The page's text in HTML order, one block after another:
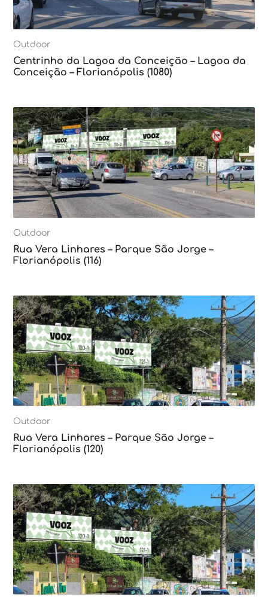
Outdoor
Centrinho da Lagoa da Conceição – Lagoa da
Conceição – Florianópolis (1080)
Outdoor
Rua Vera Linhares – Parque São Jorge –
Florianópolis (116)
Outdoor
Rua Vera Linhares – Parque São Jorge –
Florianópolis (120)